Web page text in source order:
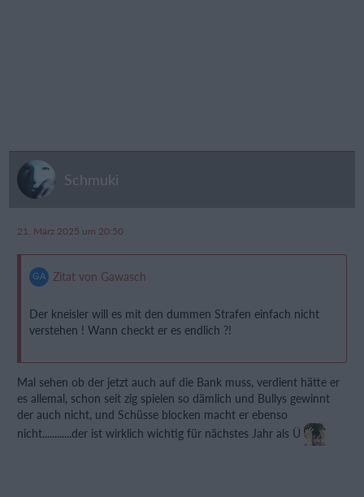
Schmuki
21. März 2025 um 20:50
Zitat von Gawasch
Der kneisler will es mit den dummen Strafen einfach nicht
verstehen ! Wann checkt er es endlich ?!
Mal sehen ob der jetzt auch auf die Bank muss, verdient hätte er
es allemal, schon seit zig spielen so dämlich und Bullys gewinnt
der auch nicht, und Schüsse blocken macht er ebenso
nicht............der ist wirklich wichtig für nächstes Jahr als Ü